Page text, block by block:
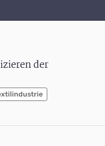
der